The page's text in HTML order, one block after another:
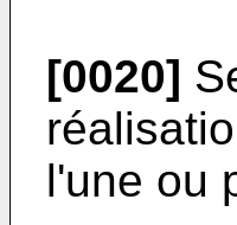
[0020]
l'une ou